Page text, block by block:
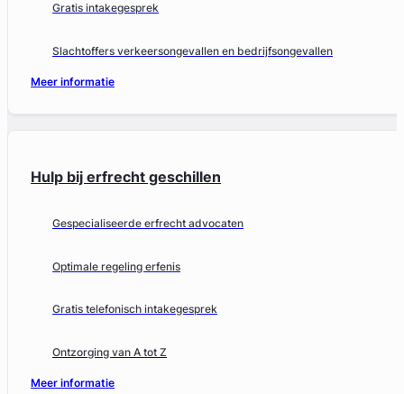
Gratis intakegesprek
Slachtoffers verkeersongevallen en bedrijfsongevallen
Meer informatie
Hulp bij erfrecht geschillen
Gespecialiseerde erfrecht advocaten
Optimale regeling erfenis
Gratis telefonisch intakegesprek
Ontzorging van A tot Z
Meer informatie